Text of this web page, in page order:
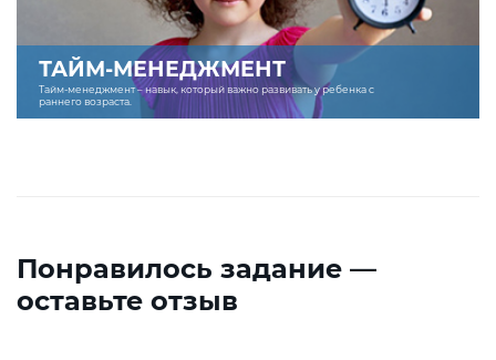
ТАЙМ-МЕНЕДЖМЕНТ
Тайм-менеджмент – навык, который важно развивать у ребенка с
раннего возраста.
Понравилось задание —
оставьте отзыв